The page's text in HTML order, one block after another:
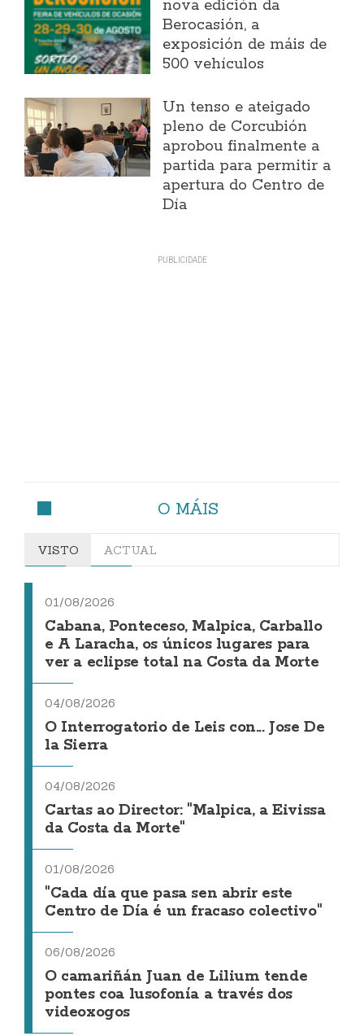
nova edición da
Berocasión, a
exposición de máis de
500 vehículos
Un tenso e ateigado
pleno de Corcubión
aprobou finalmente a
partida para permitir a
apertura do Centro de
Día
O MÁIS
VISTO ACTUAL
01/08/2026
Cabana, Ponteceso, Malpica, Carballo
e A Laracha, os únicos lugares para
ver a eclipse total na Costa da Morte
04/08/2026
O Interrogatorio de Leis con... Jose De
la Sierra
04/08/2026
Cartas ao Director: "Malpica, a Eivissa
da Costa da Morte"
01/08/2026
"Cada día que pasa sen abrir este
Centro de Día é un fracaso colectivo"
06/08/2026
O camariñán Juan de Lilium tende
pontes coa lusofonía a través dos
videoxogos